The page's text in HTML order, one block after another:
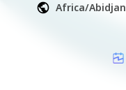
Africa/Abidjan